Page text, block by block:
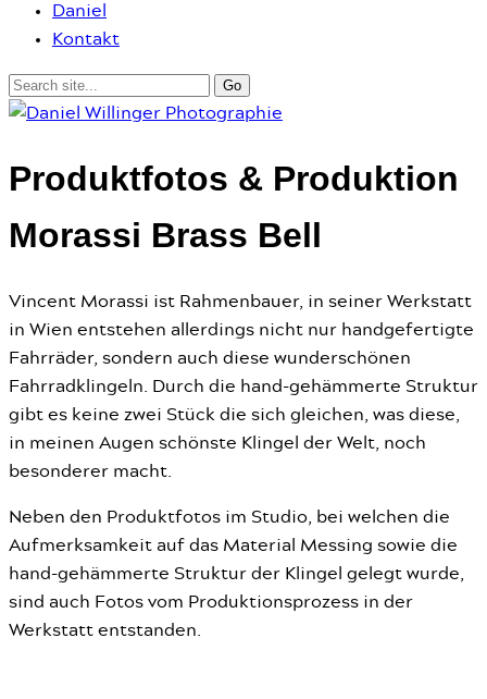
Daniel
Kontakt
Produktfotos & Produktion
Morassi Brass Bell
Vincent Morassi ist Rahmenbauer, in seiner Werkstatt
in Wien entstehen allerdings nicht nur handgefertigte
Fahrräder, sondern auch diese wunderschönen
Fahrradklingeln. Durch die hand-gehämmerte Struktur
gibt es keine zwei Stück die sich gleichen, was diese,
in meinen Augen schönste Klingel der Welt, noch
besonderer macht.
Neben den Produktfotos im Studio, bei welchen die
Aufmerksamkeit auf das Material Messing sowie die
hand-gehämmerte Struktur der Klingel gelegt wurde,
sind auch Fotos vom Produktionsprozess in der
Werkstatt entstanden.